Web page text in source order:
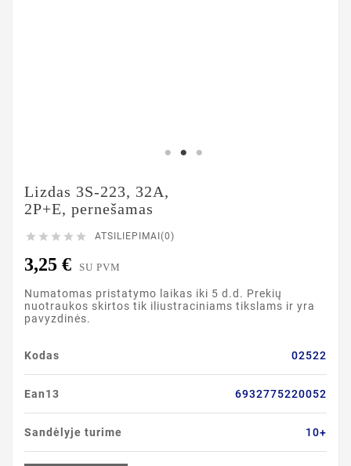
Lizdas 3S-223, 32A,
2P+E, pernešamas
     ATSILIEPIMAI(0)
3,25 € SU PVM
Numatomas pristatymo laikas iki 5 d.d. Prekių
nuotraukos skirtos tik iliustraciniams tikslams ir yra
pavyzdinės.
Kodas 02522
Ean13 6932775220052
Sandėlyje turime 10+